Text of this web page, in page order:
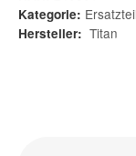
Kategorie:
Hersteller: Titan